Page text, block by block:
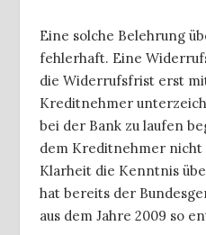
Eine solche Belehrung
fehlerhaft. Eine
die Widerrufsfrist erst
Kreditnehmer
bei der Bank zu laufen
dem Kreditnehmer
Klarheit die Kenntnis
hat bereits der
aus dem Jahre 2009 so